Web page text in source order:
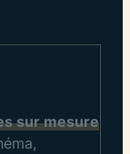
sur mesure